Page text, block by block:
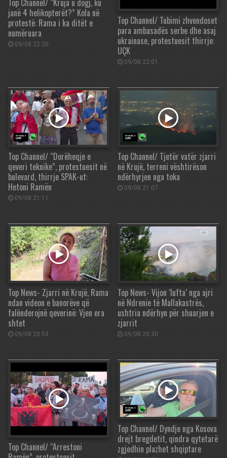
janë 4 helikopterët?” Kola në
protestë: Rama i ka ditët e
numëruara
09/08 22:20
Top Channel/ Tubimi zhvendoset
para ambasadës serbe dhe asaj
ukrainase, protestuesit thirrje:
UÇK
09/08 22:01
Top Channel/ “Dorëheqje e
qeveri teknike”, protestuesit në
bulevard, thirrje SPAK-ut:
Hetoni Ramën
09/08 21:11
Top Channel/ Tjetër vatër zjarri
në Krujë, terreni vështirëson
ndërhyrjen nga toka
09/08 21:07
Top News- Zjarri në Krujë, Rama
ndan videon e banorëve që
falënderojnë qeverinë: Vjen era
shtet
09/08 20:53
Top News- Vijon ‘lufta’ nga ajri
në Ndrenie të Mallakastrës,
ushtria ndërhyn për shuarjen e
zjarrit
09/08 20:30
Top Channel/ “Arrestoni
Top Channel/ Dyndje nga Kosova
drejt bregdetit, qindra qytetarë
zgjedhin plazhet shqiptare